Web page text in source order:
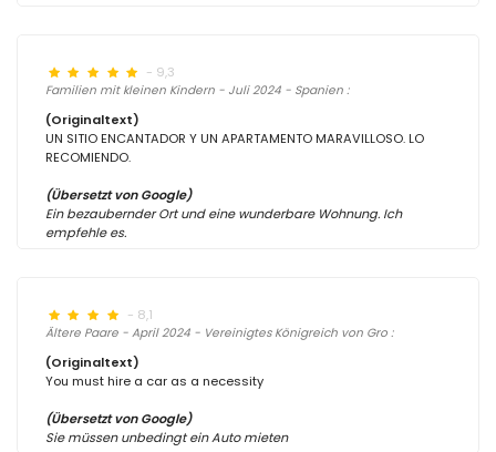
- 9,3
Familien mit kleinen Kindern - Juli 2024 - Spanien :
(Originaltext)
UN SITIO ENCANTADOR Y UN APARTAMENTO MARAVILLOSO. LO
RECOMIENDO.
(Übersetzt von Google)
Ein bezaubernder Ort und eine wunderbare Wohnung. Ich
empfehle es.
- 8,1
Ältere Paare - April 2024 - Vereinigtes Königreich von Gro :
(Originaltext)
You must hire a car as a necessity
(Übersetzt von Google)
Sie müssen unbedingt ein Auto mieten